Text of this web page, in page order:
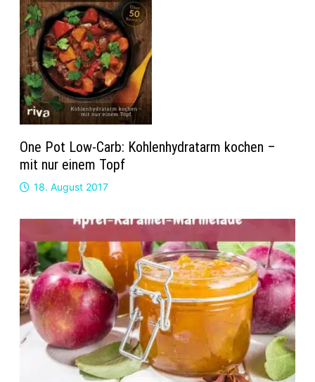
One Pot Low-Carb: Kohlenhydratarm kochen –
mit nur einem Topf
18. August 2017